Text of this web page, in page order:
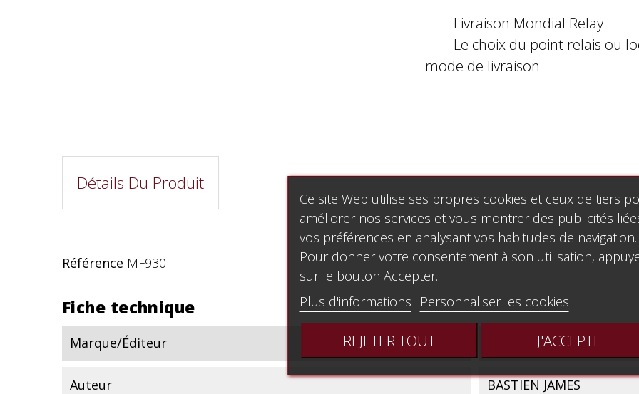
Livraison Mondial Relay
Le choix du point relais ou
mode de livraison
Détails Du Produit
Référence MF930
Fiche technique
Marque/Éditeur KJOS MUSIC
Auteur BASTIEN JAMES
Ce site Web utilise ses propres cookies et ceux de tiers
améliorer nos services et vous montrer des publicités
vos préférences en analysant vos habitudes de navigation.
Pour donner votre consentement à son utilisation,
sur le bouton Accepter.
Plus d'informations
Personnaliser les cookies
REJETER TOUT J'ACCEPTE